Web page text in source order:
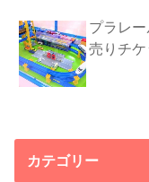
プラレ
売りチ
カテゴリー